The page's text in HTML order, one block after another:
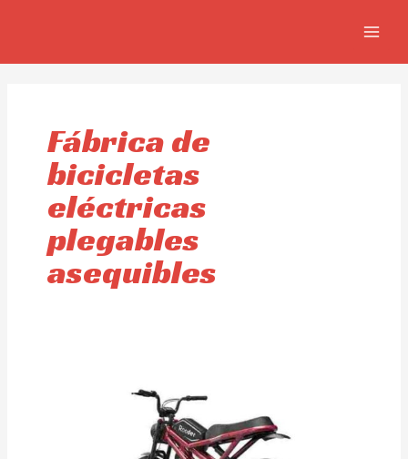
Fábrica de
bicicletas
eléctricas
plegables
asequibles